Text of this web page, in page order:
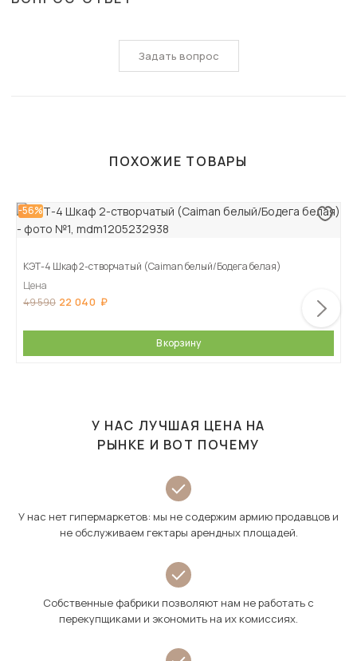
Задать вопрос
ПОХОЖИЕ ТОВАРЫ
-56%
КЭТ-4 Шкаф 2-створчатый (Caiman белый/Бодега белая)
Цена
49 590 22 040
В корзину
У НАС ЛУЧШАЯ ЦЕНА НА
РЫНКЕ И ВОТ ПОЧЕМУ
У нас нет гипермаркетов: мы не содержим армию продавцов и
не обслуживаем гектары арендных площадей.
Собственные фабрики позволяют нам не работать с
перекупщиками и экономить на их комиссиях.